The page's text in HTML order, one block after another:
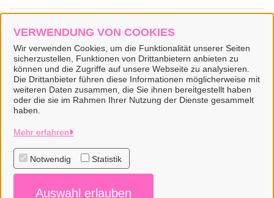
VERWENDUNG VON COOKIES
Wir verwenden Cookies, um die Funktionalität unserer Seiten
sicherzustellen, Funktionen von Drittanbietern anbieten zu
können und die Zugriffe auf unsere Webseite zu analysieren.
Die Drittanbieter führen diese Informationen möglicherweise mit
weiteren Daten zusammen, die Sie ihnen bereitgestellt haben
oder die sie im Rahmen Ihrer Nutzung der Dienste gesammelt
haben.
Mehr erfahren
Notwendig Statistik
Auswahl erlauben
W
Wahlschein beantragen
Stadt Wiesmoor
Alle Rechte vorbehalten